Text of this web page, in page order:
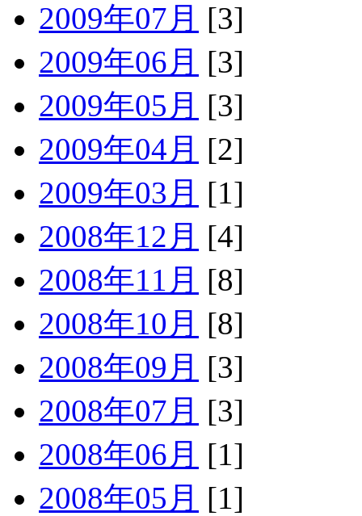
2009年07月 [3]
2009年06月 [3]
2009年05月 [3]
2009年04月 [2]
2009年03月 [1]
2008年12月 [4]
2008年11月 [8]
2008年10月 [8]
2008年09月 [3]
2008年07月 [3]
2008年06月 [1]
2008年05月 [1]